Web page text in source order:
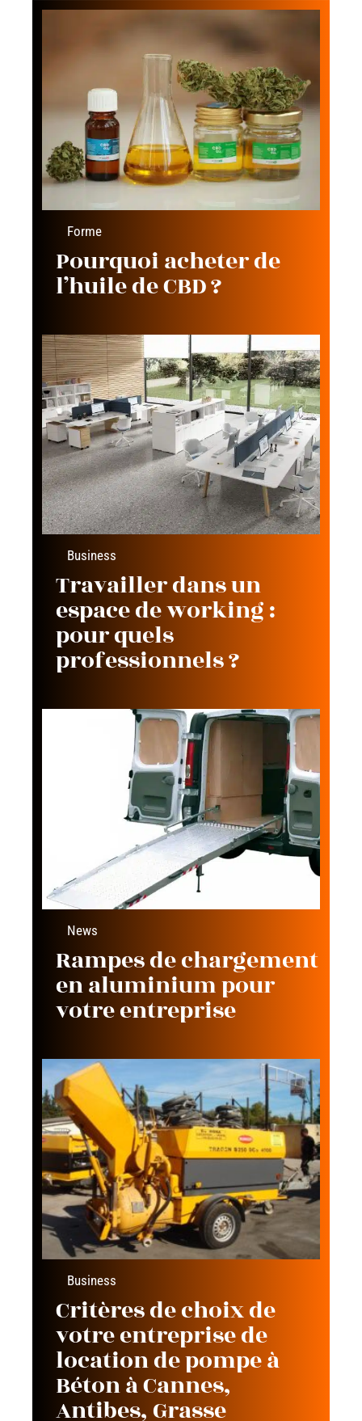
Forme
Pourquoi acheter de
l’huile de CBD ?
Business
Travailler dans un
espace de working :
pour quels
professionnels ?
News
Rampes de chargement
en aluminium pour
votre entreprise
Business
Critères de choix de
votre entreprise de
location de pompe à
Béton à Cannes,
Antibes, Grasse